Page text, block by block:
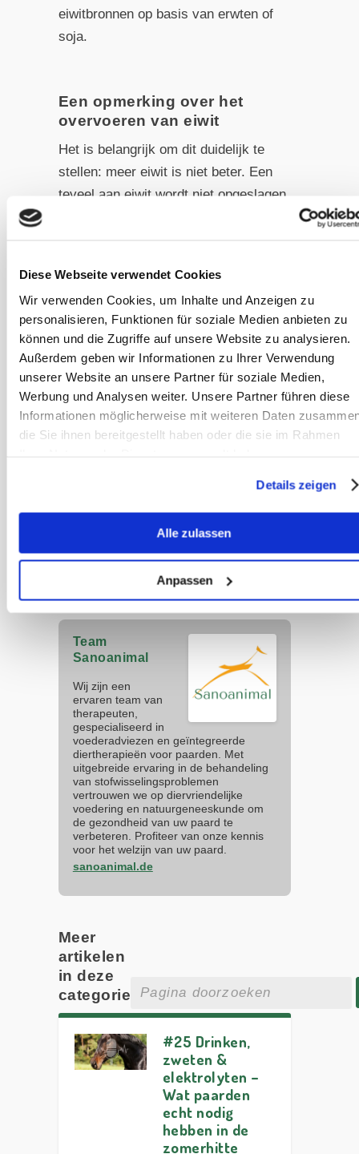
Diese Webseite verwendet Cookies
Wir verwenden Cookies, um Inhalte und Anzeigen zu
personalisieren, Funktionen für soziale Medien anbieten zu
können und die Zugriffe auf unsere Website zu analysieren.
Außerdem geben wir Informationen zu Ihrer Verwendung
unserer Website an unsere Partner für soziale Medien,
Werbung und Analysen weiter. Unsere Partner führen diese
Informationen möglicherweise mit weiteren Daten
die Sie ihnen bereitgestellt haben oder die sie im Rahmen
Details zeigen
Alle zulassen
Anpassen
eiwitbronnen op basis van erwten of
soja.
Een opmerking over het
overvoeren van eiwit
Het is belangrijk om dit duidelijk te
stellen: meer eiwit is niet beter. Een
teveel aan eiwit wordt niet opgeslagen
uitgescheiden. Chronisch eiwitrijke
diëten belasten de lever en nieren,
kunnen het ureumgehalte in het bloed
verhogen en bij paarden die niet het
werk verrichten om dit te
rechtvaardigen, wordt het
koolstofskelet van de aminozuren
omgezet in glucose en / of vet. Dit
afhankelijk van het metabolische type
van het paard. Veel paarden die er
“rond” uitzien, zijn niet gespierd – ze
zijn vet door een eiwit-overschot.
Team
Sanoanimal
Wij zijn een
ervaren team van
therapeuten,
gespecialiseerd in
voederadviezen en geïntegreerde
diertherapieën voor paarden. Met
uitgebreide ervaring in de behandeling
van stofwisselingsproblemen
vertrouwen we op diervriendelijke
voedering en natuurgeneeskunde om
de gezondheid van uw paard te
verbeteren. Profiteer van onze kennis
voor het welzijn van uw paard.
sanoanimal.de
Meer
artikelen
in deze
categorie
#25 Drinken,
zweten &
elektrolyten –
Wat paarden
echt nodig
hebben in de
zomerhitte